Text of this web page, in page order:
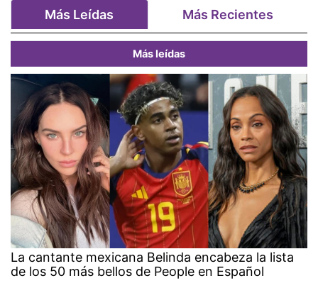
Más Leídas Más Recientes
Más leídas
La cantante mexicana Belinda encabeza la lista
de los 50 más bellos de People en Español